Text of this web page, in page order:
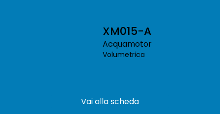
XM015-A
Acquamotor
Volumetrica
Vai alla scheda